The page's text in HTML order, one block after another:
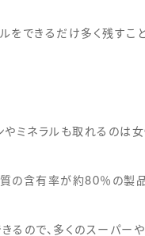
をできるだけ多く残すこ
やミネラルも取れるのは
の含有率が約80％の製品
るので、多くのスーパーや